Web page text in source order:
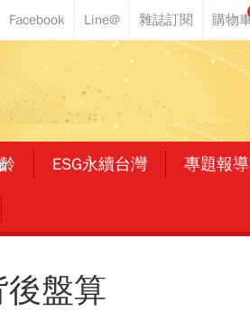
ESG永續台灣 專題報導
盤算